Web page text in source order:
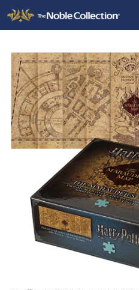
Panneau de gestion des cookies